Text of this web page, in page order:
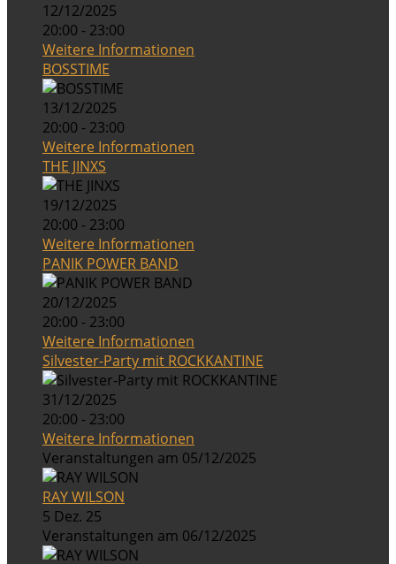
12/12/2025
20:00 - 23:00
Weitere Informationen
BOSSTIME
13/12/2025
20:00 - 23:00
Weitere Informationen
THE JINXS
19/12/2025
20:00 - 23:00
Weitere Informationen
PANIK POWER BAND
20/12/2025
20:00 - 23:00
Weitere Informationen
Silvester-Party mit ROCKKANTINE
31/12/2025
20:00 - 23:00
Weitere Informationen
Veranstaltungen am 05/12/2025
RAY WILSON
5 Dez. 25
Veranstaltungen am 06/12/2025